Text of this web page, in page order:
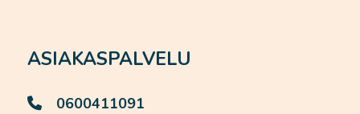
ASIAKASPALVELU
0600411091